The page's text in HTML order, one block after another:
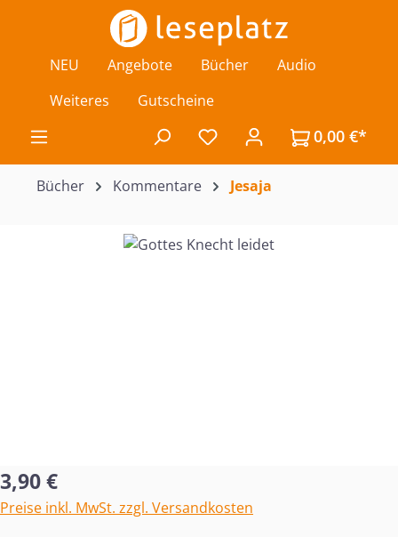
Zum Hauptinhalt springen
NEU Angebote Bücher
Audio
Weiteres
Gutscheine
Du hast 0 Produkte auf
0,00 €*
Bücher Kommentare Jesaja
Bildergalerie überspringen
Regulärer Preis:
3,90 €
Preise inkl. MwSt. zzgl. Versandkosten